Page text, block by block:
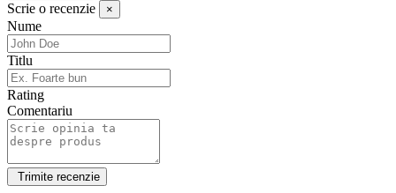
Scrie o recenzie ×
Nume
Titlu
Rating
Comentariu